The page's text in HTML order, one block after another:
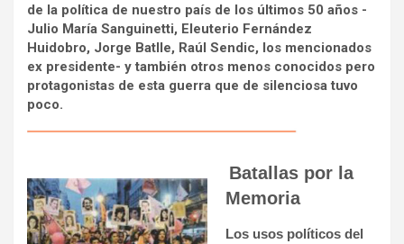
de la política de nuestro país de los últimos 50 años -
Julio María Sanguinetti, Eleuterio Fernández
Huidobro, Jorge Batlle, Raúl Sendic, los mencionados
ex presidente- y también otros menos conocidos pero
protagonistas de esta guerra que de silenciosa tuvo
poco.
Batallas por la
Memoria
Los usos políticos del